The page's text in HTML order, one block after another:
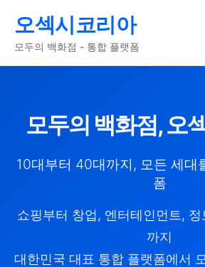
오섹시코리아
모두의 백화점 - 통합 플랫폼
모두의 백화점, 오
10대부터 40대까지, 모든 세대
폼
쇼핑부터 창업, 엔터테인먼트,
까지
대한민국 대표 통합 플랫폼에서